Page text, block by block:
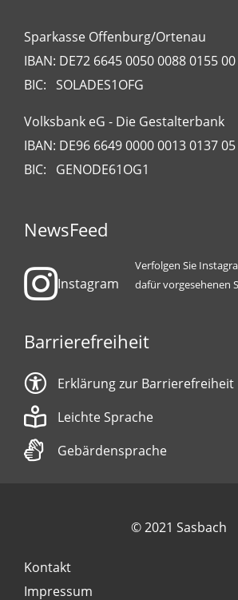
Sparkasse Offenburg/Ortenau
IBAN: DE72 6645 0050 0088 0155 00
BIC: SOLADES1OFG
Volksbank eG - Die Gestalterbank
IBAN: DE96 6649 0000 0013 0137 05
BIC: GENODE61OG1
NewsFeed
Instagram
Verfolgen Sie
dafür vorgesehenen
Barrierefreiheit
Erklärung zur Barrierefreiheit
Leichte Sprache
Gebärdensprache
© 2021 Sasbach
Kontakt
Impressum